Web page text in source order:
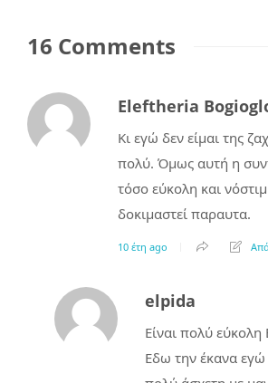
16 Comments
Eleftheria
Κι εγώ δεν είμαι της
πολύ. Όμως αυτή η
τόσο εύκολη και
δοκιμαστεί παραυτα.
10 έτη ago
elpida
Είναι πολύ
Εδω την έκανα